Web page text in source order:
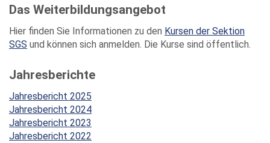
Das Weiterbildungsangebot
Hier finden Sie Informationen zu den Kursen der Sektion
SGS und können sich anmelden. Die Kurse sind öffentlich.
Jahresberichte
Jahresbericht 2025
Jahresbericht 2024
Jahresbericht 2023
Jahresbericht 2022